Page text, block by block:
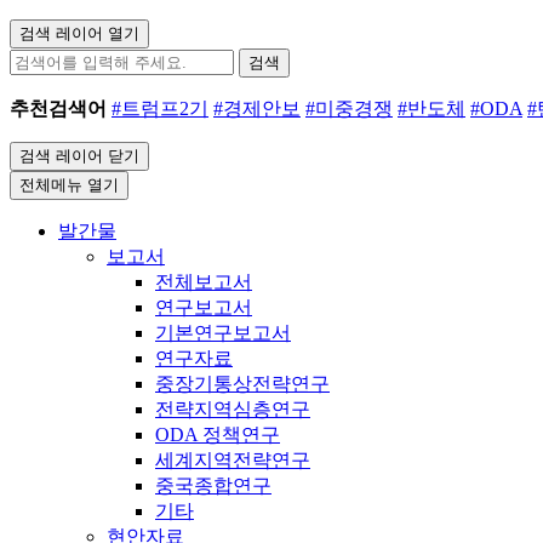
검색 레이어 열기
검색
추천검색어 #트럼프2기 #경제안보 #미중경쟁 #반도체 #ODA #
검색 레이어 닫기
전체메뉴 열기
발간물
보고서
전체보고서
연구보고서
기본연구보고서
연구자료
중장기통상전략연구
전략지역심층연구
ODA 정책연구
세계지역전략연구
중국종합연구
기타
현안자료